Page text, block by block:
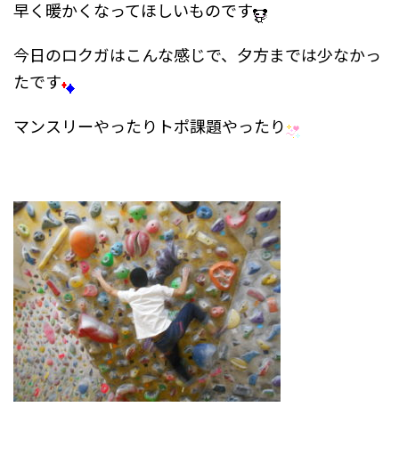
早く暖かくなってほしいものです
今日のロクガはこんな感じで、夕方までは少なかっ
たです
マンスリーやったりトポ課題やったり